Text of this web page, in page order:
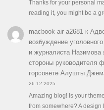
Thanks for your personal
reading it, you might be a
macbook air a2681к
возбуждение
и журналиста Назимова
стороны руководителя
горсовете Алушты
26.12.2025
Amazing blog! Is your
from somewhere? A